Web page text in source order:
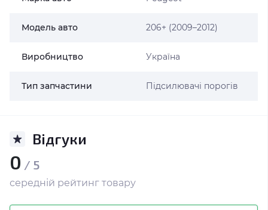
Модель авто 206+ (2009–2012)
Виробництво Україна
Тип запчастини Підсилювачі порогів
Відгуки
0 / 5
середній рейтинг товару